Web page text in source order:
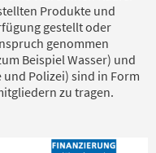
Produkte und
gestellt oder
genommen
Beispiel Wasser) und
Polizei) sind in Form
zu tragen.